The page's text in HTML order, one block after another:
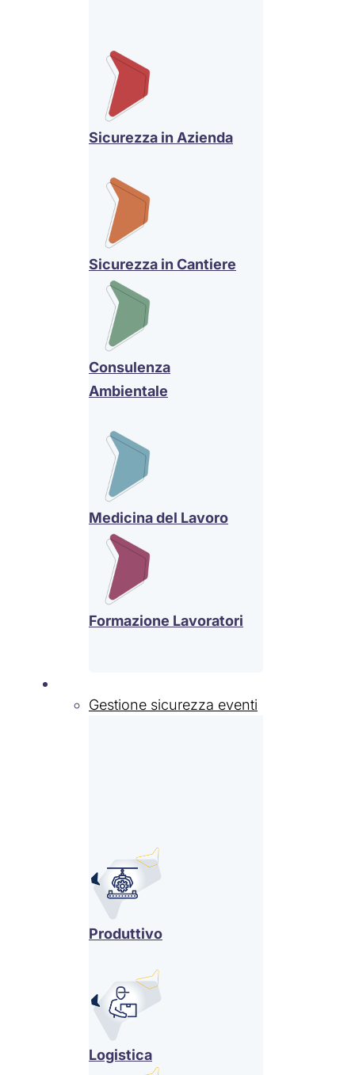
Sicurezza in Azienda
Sicurezza in Cantiere
Consulenza
Ambientale
Medicina del Lavoro
Formazione Lavoratori
Gestione sicurezza eventi
Produttivo
Logistica